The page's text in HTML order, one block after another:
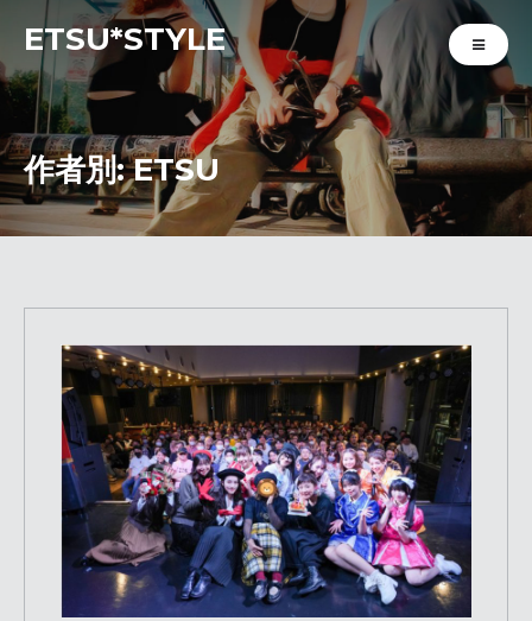
ETSU*STYLE
作者別:ETSU